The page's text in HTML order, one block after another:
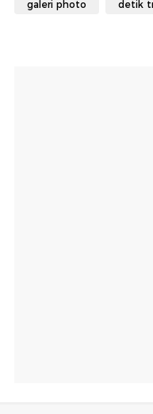
galeri photo detik